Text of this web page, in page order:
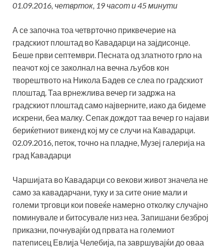
01.09.2016, четврток, 19 часот и 45 минути
А се започна тоа четврточно приквечерие на
градскиот плоштад во Кавадарци на зајдисонце.
Беше први септември. Песната од златното грло на
пеачот кој се заколнал на вечна љубов кон
творештвото на Никола Бадев се слеа по градскиот
плоштад. Таа врнежлива вечер ги задржа на
градскиот плоштад само најверните, иако да бидеме
искрени, беа малку. Сепак дождот таа вечер го најави
бериќетниот викенд кој му се случи на Кавадарци.
02.09.2016, петок, точно на пладне, Музеј галерија на
град Кавадарци
Чаршијата во Кавадарци со векови живот значела не
само за кавадарчани, туку и за сите оние мали и
големи трговци кои повеќе намерно отколку случајно
поминувале и битосувале низ неа. Запишани безброј
приказни, почнувајќи од првата на големиот
патеписец Евлија Челебија, па завршувајќи до оваа